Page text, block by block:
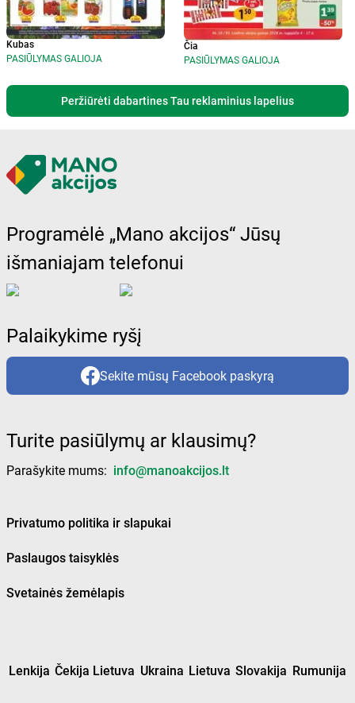
Kubas
PASIŪLYMAS GALIOJA
Čia
PASIŪLYMAS GALIOJA
Peržiūrėti dabartines Tau reklaminius lapelius
Programėlė „Mano akcijos“ Jūsų
išmaniajam telefonui
Palaikykime ryšį
Sekite mūsų Facebook paskyrą
Turite pasiūlymų ar klausimų?
Parašykite mums: info@manoakcijos.lt
Privatumo politika ir slapukai
Paslaugos taisyklės
Svetainės žemėlapis
Lenkija Čekija Lietuva Ukraina Lietuva Slovakija Rumunija